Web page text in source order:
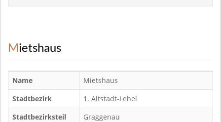
Mietshaus
Name
Mietshaus
Stadtbezirk
1. Altstadt-Lehel
Stadtbezirksteil
Graggenau